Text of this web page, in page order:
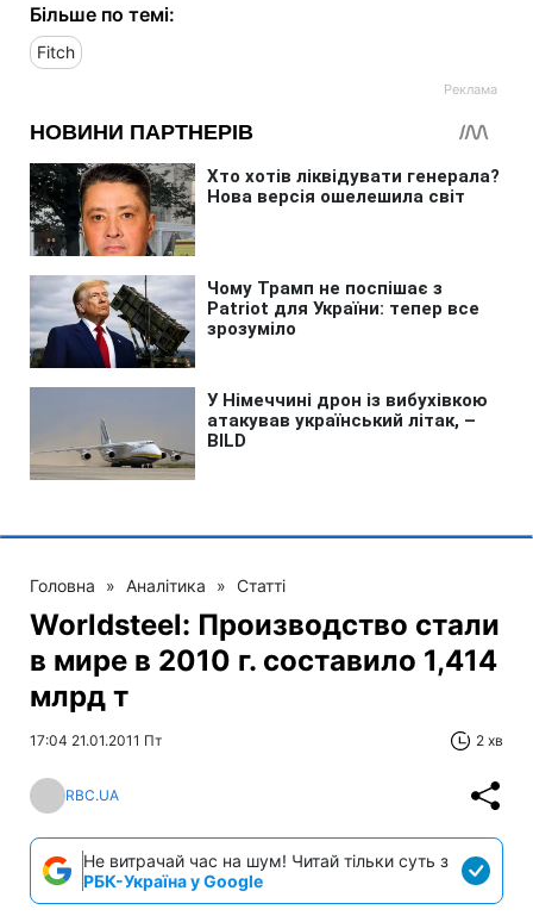
Більше по темі:
Fitch
Головна » Аналітика » Статті
Worldsteel: Производство стали
в мире в 2010 г. составило 1,414
млрд т
17:04 21.01.2011 Пт 2 хв
RBC.UA
Не витрачай час на шум! Читай тільки суть з
РБК-Україна у Google